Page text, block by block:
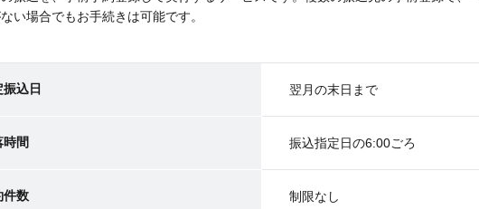
い場合でもお手続きは可能です。
込日 翌月の末日まで
時間 振込指定日の6:00ごろ
件数 制限なし